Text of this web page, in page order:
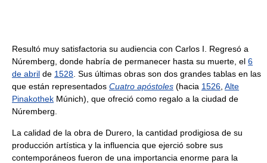
Resultó muy satisfactoria su audiencia con Carlos I. Regresó a
Núremberg, donde habría de permanecer hasta su muerte, el 6
de abril de 1528 . Sus últimas obras son dos grandes tablas en las
que están representados Cuatro apóstoles (hacia 1526 Alte
Pinakothek Múnich), que ofreció como regalo a la ciudad de
Núremberg.
La calidad de la obra de Durero, la cantidad prodigiosa de su
producción artística y la influencia que ejerció sobre sus
contemporáneos fueron de una importancia enorme para la